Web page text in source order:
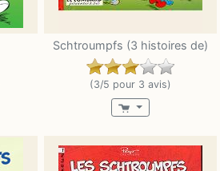
Schtroumpfs (3 histoires de)
(3/5 pour 3 avis)